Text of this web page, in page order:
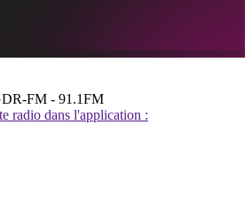
FM - 91.1FM
radio dans l'application :